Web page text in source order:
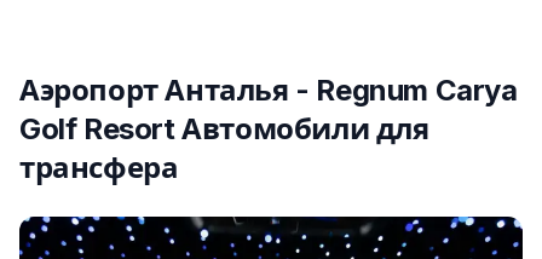
Аэропорт Анталья - Regnum Carya
Golf Resort Автомобили для
трансфера